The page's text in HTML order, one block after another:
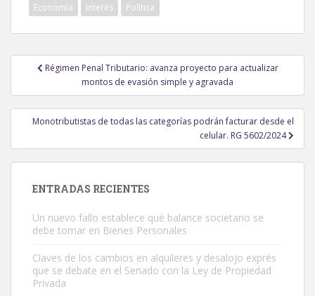
Economía Interés Política
Navegación
entradas
Régimen Penal Tributario: avanza proyecto para actualizar
montos de evasión simple y agravada
Monotributistas de todas las categorías podrán facturar desde el
celular. RG 5602/2024
ENTRADAS RECIENTES
Un nuevo fallo establece qué balance societario se
debe tomar en Bienes Personales
Claves de los cambios en alquileres y desalojo exprés
que se debate en el Senado con la Ley de Propiedad
Privada